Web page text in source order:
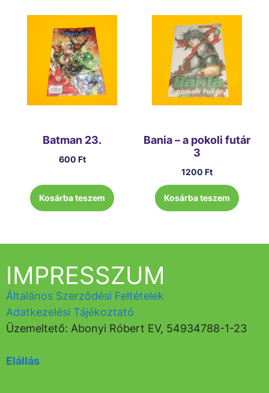
Batman 23.
600 Ft
Kosárba teszem
Bania – a pokoli futár
3
1200 Ft
Kosárba teszem
IMPRESSZUM
Általános Szerződési Feltételek
Adatkezelési Tájékoztató
Üzemeltető: Abonyi Róbert EV, 54934788-1-23
Elállás